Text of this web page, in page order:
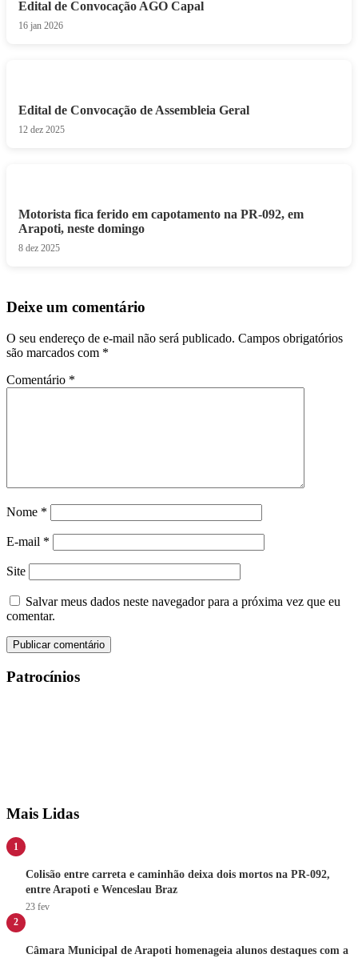
Edital de Convocação AGO Capal
16 jan 2026
Edital de Convocação de Assembleia Geral
12 dez 2025
Motorista fica ferido em capotamento na PR-092, em
Arapoti, neste domingo
8 dez 2025
Deixe um comentário
O seu endereço de e-mail não será publicado. Campos obrigatórios
são marcados com *
Comentário *
Nome *
E-mail *
Site
Salvar meus dados neste navegador para a próxima vez que eu
comentar.
Patrocínios
Mais Lidas
1
Colisão entre carreta e caminhão deixa dois mortos na PR-092,
entre Arapoti e Wenceslau Braz
23 fev
2
Câmara Municipal de Arapoti homenageia alunos destaques com a